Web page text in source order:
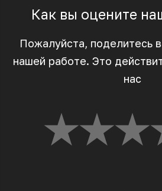
Как вы оцените
Пожалуйста, поделитесь
нашей работе. Это
нас